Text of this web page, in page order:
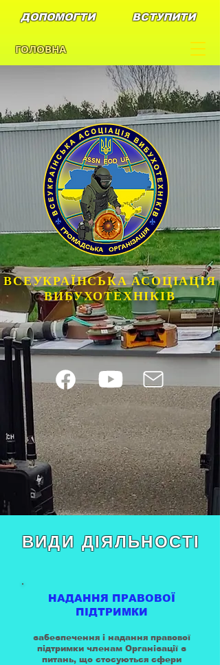
ГОЛОВНА
ДОПОМОГТИ ВСТУПИТИ
ВСЕУКРАЇНСЬКА АСОЦІАЦІЯ
ВИБУХОТЕХНІКІВ
ВИДИ ДІЯЛЬНОСТІ
НАДАННЯ ПРАВОВОЇ
ПІДТРИМКИ
забезпечення і надання правової
підтримки членам Організації з
питань, що стосуються сфери